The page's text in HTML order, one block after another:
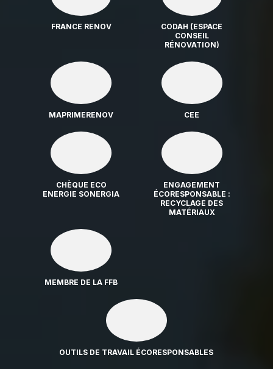
FRANCE RENOV
CODAH (ESPACE
CONSEIL
RÉNOVATION)
MAPRIMERENOV CEE
CHÈQUE ECO
ENERGIE SONERGIA
ENGAGEMENT
ÉCORESPONSABLE :
RECYCLAGE DES
MATÉRIAUX
MEMBRE DE LA FFB
OUTILS DE TRAVAIL ÉCORESPONSABLES